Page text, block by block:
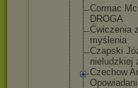
Cormac
DROGA
Ćwiczenia z
myślenia
Czapski
nieludzkiej
Czechow